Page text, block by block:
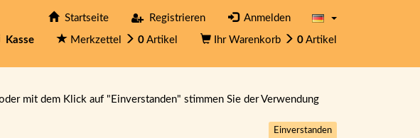
Startseite Registrieren Anmelden
Kasse Merkzettel 0 Artikel Ihr Warenkorb 0 Artikel
mit dem Klick auf "Einverstanden" stimmen Sie der Verwendung
Einverstanden